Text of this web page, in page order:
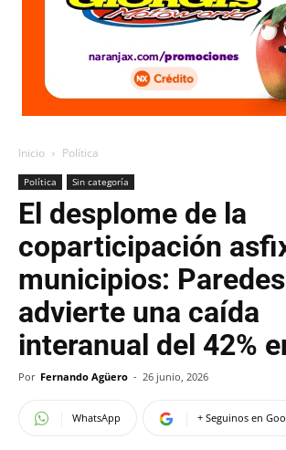
Inicio Política
Política Sin categoría
El desplome de la
coparticipación
municipios: Paredes
advierte una caída
interanual del 42%
Por Fernando Agüero - 26 junio, 2026
WhatsApp + Seguinos en